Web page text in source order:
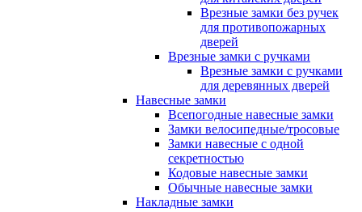
Врезные замки без ручек
для противопожарных
дверей
Врезные замки с ручками
Врезные замки с ручками
для деревянных дверей
Навесные замки
Всепогодные навесные замки
Замки велосипедные/тросовые
Замки навесные с одной
секретностью
Кодовые навесные замки
Обычные навесные замки
Накладные замки